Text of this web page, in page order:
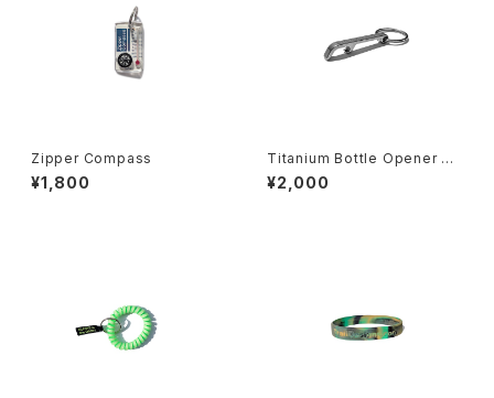
Zipper Compass
¥1,800
Titanium Bottle Opener Ke
ychain
¥2,000